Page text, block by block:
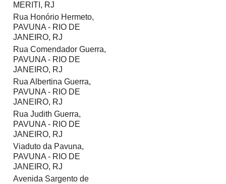
MERITI, RJ
Rua Honório Hermeto,
PAVUNA - RIO DE
JANEIRO, RJ
Rua Comendador Guerra,
PAVUNA - RIO DE
JANEIRO, RJ
Rua Albertina Guerra,
PAVUNA - RIO DE
JANEIRO, RJ
Rua Judith Guerra,
PAVUNA - RIO DE
JANEIRO, RJ
Viaduto da Pavuna,
PAVUNA - RIO DE
JANEIRO, RJ
Avenida Sargento de